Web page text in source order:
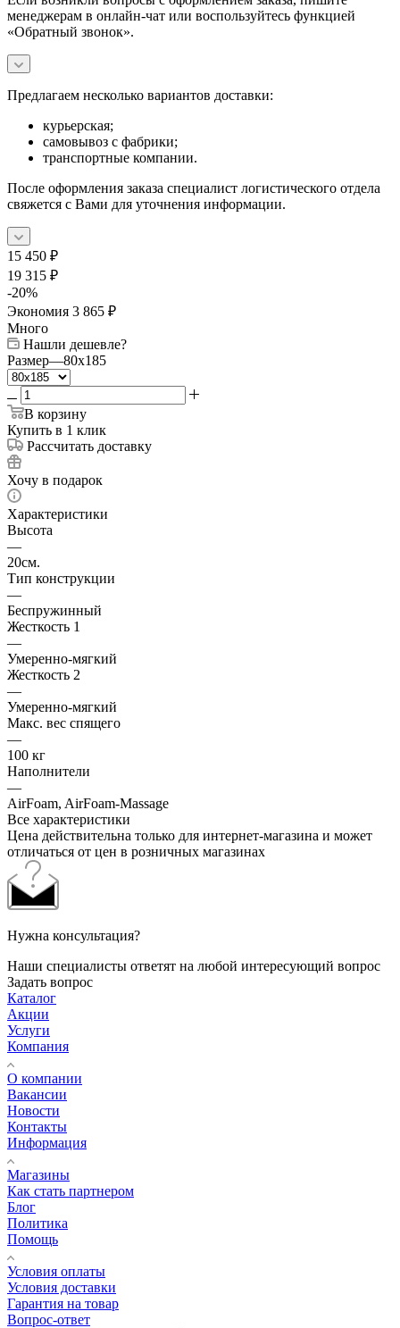
менеджерам в онлайн-чат или воспользуйтесь функцией
«Обратный звонок».
Предлагаем несколько вариантов доставки:
курьерская;
самовывоз с фабрики;
транспортные компании.
После оформления заказа специалист логистического отдела
свяжется с Вами для уточнения информации.
15 450 ₽
19 315 ₽
-20%
Экономия 3 865 ₽
Много
Нашли дешевле?
Размер—80x185
В корзину
Купить в 1 клик
Рассчитать доставку
Хочу в подарок
Характеристики
Высота
—
20см.
Тип конструкции
—
Беспружинный
Жесткость 1
—
Умеренно-мягкий
Жесткость 2
—
Умеренно-мягкий
Макс. вес спящего
—
100 кг
Наполнители
—
AirFoam, AirFoam-Massage
Все характеристики
Цена действительна только для интернет-магазина и может
отличаться от цен в розничных магазинах
Нужна консультация?
Наши специалисты ответят на любой интересующий вопрос
Задать вопрос
Каталог
Акции
Услуги
Компания
О компании
Вакансии
Новости
Контакты
Информация
Магазины
Как стать партнером
Блог
Политика
Помощь
Условия оплаты
Условия доставки
Гарантия на товар
Вопрос-ответ